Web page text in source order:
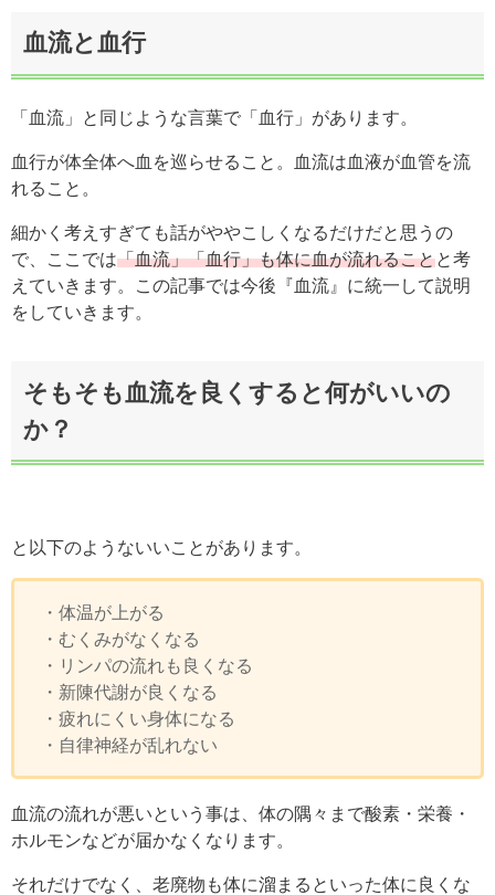
血流と血行
「血流」と同じような言葉で 「血行」があります。
血行が体全体へ血を巡らせること。血流は血液が血管を流
れること。
細かく考えすぎても話がややこしくなるだけだと思うの
で、ここでは「血流」「血行」も体に血が流れることと考
えていきます。この記事では今後『血流』に統一して説明
をしていきます。
そもそも血流を良くすると何がいいの
か？
と以下のようないいことがあります。
・体温が上がる
・むくみがなくなる
・リンパの流れも良くなる
・新陳代謝が良くなる
・疲れにくい身体になる
・自律神経が乱れない
血流の流れが悪いという事は、 体の隅々まで酸素・栄養・
ホルモンなどが届かなくなります。
それだけでなく、老廃物も体に溜まるといった体に良くな